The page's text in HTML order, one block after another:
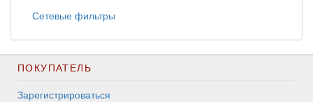
Сетевые фильтры
ПОКУПАТЕЛЬ
Зарегистрироваться